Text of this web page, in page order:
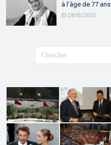
à l’âge de 77 ans
28/05/2025